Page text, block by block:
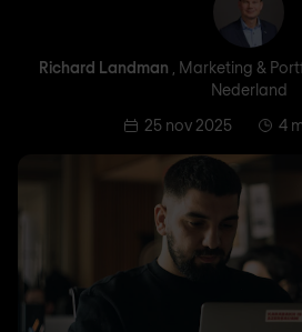
Richard Landman , Marketing &
Nederland
25 nov 2025
4